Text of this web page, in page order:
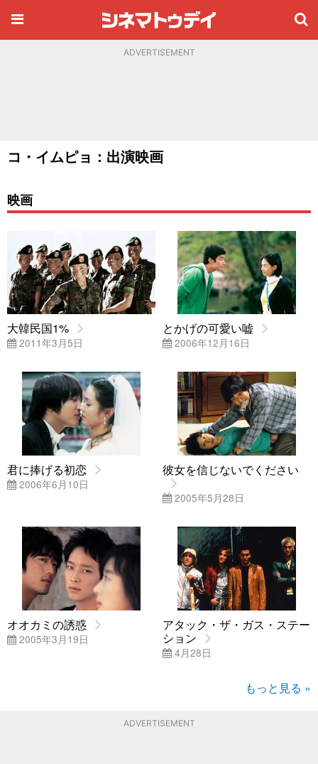
ADVERTISEMENT
コ・イムピョ：出演映画
映画
大韓民国1%
2011年3月5日
とかげの可愛い嘘
2006年12月16日
君に捧げる初恋
2006年6月10日
彼女を信じないでください
2005年5月28日
オオカミの誘惑
2005年3月19日
アタック・ザ・ガス・ステー
ション
4月28日
もっと見る »
ADVERTISEMENT